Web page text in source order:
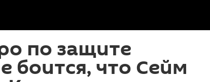
по защите
боится, что Сейм